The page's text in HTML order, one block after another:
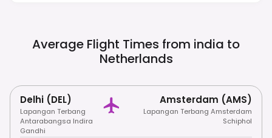
Average Flight Times from india to
Netherlands
Delhi (DEL)
Lapangan Terbang
Antarabangsa Indira
Gandhi
Amsterdam (AMS)
Lapangan Terbang Amsterdam
Schiphol